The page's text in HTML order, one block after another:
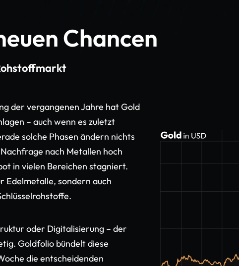
Chancen
der vergangenen Jahre hat Gold
– auch wenn es zuletzt
solche Phasen ändern nichts
nach Metallen hoch
in vielen Bereichen stagniert.
Edelmetalle, sondern auch
oder Digitalisierung – der
Goldfolio bündelt diese
die entscheidenden